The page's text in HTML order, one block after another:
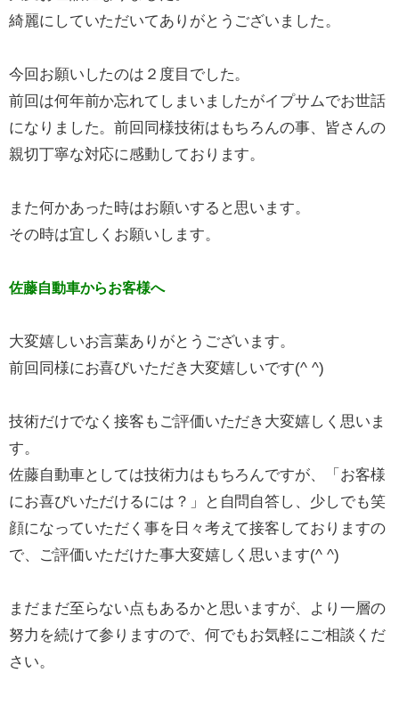
綺麗にしていただいてありがとうございました。
今回お願いしたのは２度目でした。
前回は何年前か忘れてしまいましたがイプサムでお世話
になりました。前回同様技術はもちろんの事、皆さんの
親切丁寧な対応に感動しております。
また何かあった時はお願いすると思います。
その時は宜しくお願いします。
佐藤自動車からお客様へ
大変嬉しいお言葉ありがとうございます。
前回同様にお喜びいただき大変嬉しいです(^ ^)
技術だけでなく接客もご評価いただき大変嬉しく思いま
す。
佐藤自動車としては技術力はもちろんですが、「お客様
にお喜びいただけるには？」と自問自答し、少しでも笑
顔になっていただく事を日々考えて接客しておりますの
で、ご評価いただけた事大変嬉しく思います(^ ^)
まだまだ至らない点もあるかと思いますが、より一層の
努力を続けて参りますので、何でもお気軽にご相談くだ
さい。